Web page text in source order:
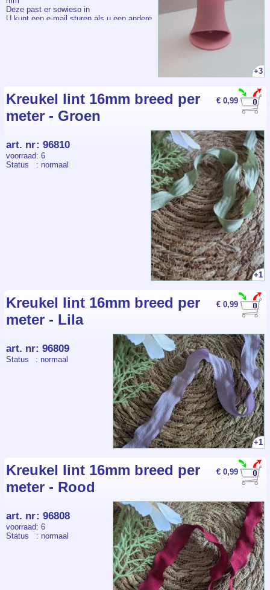
+3
Deze past er sowieso in
U kunt een e-mail sturen als u een andere
€ 0,99
Kreukel lint 16mm breed per
meter - Groen
+1
art. nr: 96810
voorraad: 6
Status
: normaal
€ 0,99
Kreukel lint 16mm breed per
meter - Lila
+1
art. nr: 96809
Status : normaal
€ 0,99
Kreukel lint 16mm breed per
meter - Rood
art. nr: 96808
voorraad: 6
Status
: normaal